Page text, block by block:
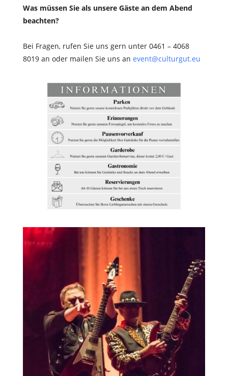
Was müssen Sie als unsere Gäste an dem Abend
beachten?
Bei Fragen, rufen Sie uns gern unter 0461 – 4068
8019 an oder mailen Sie uns an event@culturgut.eu